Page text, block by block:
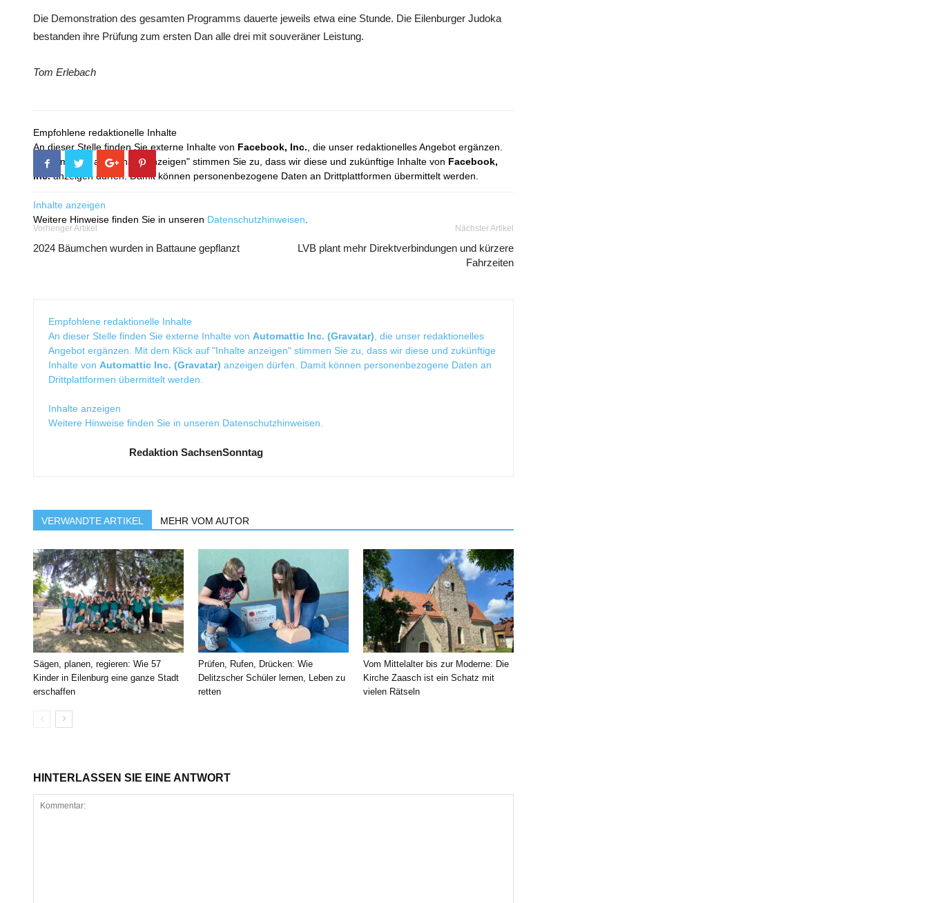
Die Demonstration des gesamten Programms dauerte jeweils etwa eine Stunde. Die Eilenburger Judoka
bestanden ihre Prüfung zum ersten Dan alle drei mit souveräner Leistung.
Tom Erlebach
Empfohlene redaktionelle Inhalte
An dieser Stelle finden Sie externe Inhalte von Facebook, Inc. , die unser redaktionelles Angebot ergänzen.
Mit dem Klick auf "Inhalte anzeigen" stimmen Sie zu, dass wir diese und zukünftige Inhalte von Facebook,
Inc.anzeigen dürfen. Damit können personenbezogene Daten an Drittplattformen übermittelt werden.
Inhalte anzeigen
Weitere Hinweise finden Sie in unseren Datenschutzhinweisen
Vorheriger Artikel
2024 Bäumchen wurden in Battaune gepflanzt
Nächster Artikel
LVB plant mehr Direktverbindungen und kürzere
Fahrzeiten
Empfohlene redaktionelle Inhalte
An dieser Stelle finden Sie externe Inhalte von Automattic Inc. (Gravatar) , die unser redaktionelles
Angebot ergänzen. Mit dem Klick auf "Inhalte anzeigen" stimmen Sie zu, dass wir diese und zukünftige
Inhalte von Automattic Inc. (Gravatar) anzeigen dürfen. Damit können personenbezogene Daten an
Drittplattformen übermittelt werden.
Inhalte anzeigen
Weitere Hinweise finden Sie in unseren Datenschutzhinweisen
Redaktion SachsenSonntag
VERWANDTE ARTIKEL MEHR VOM AUTOR
Sägen, planen, regieren: Wie 57
Kinder in Eilenburg eine ganze Stadt
erschaffen
Prüfen, Rufen, Drücken: Wie
Delitzscher Schüler lernen, Leben zu
retten
Vom Mittelalter bis zur Moderne: Die
Kirche Zaasch ist ein Schatz mit
vielen Rätseln
HINTERLASSEN SIE EINE ANTWORT